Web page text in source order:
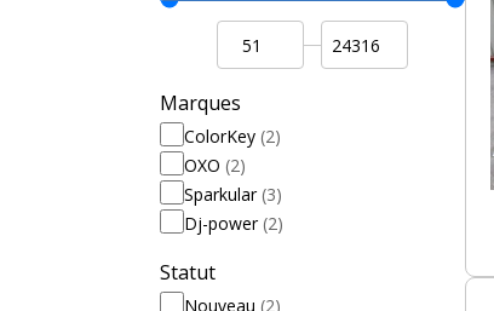
en avant-première sur Levenly !
Marques
ColorKey (2)
OXO (2)
Sparkular (3)
Dj-power (2)
Statut
Nouveau (2)